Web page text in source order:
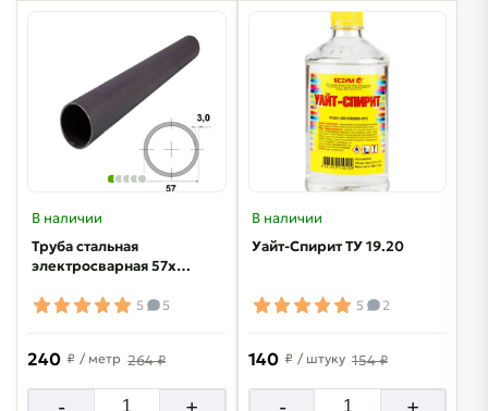
В наличии
Труба стальная
электросварная 57х3
5 5
240 ₽ / метр 264 ₽
В наличии
Уайт-Спирит ТУ 19.20
5 2
140 ₽ / штуку 154 ₽